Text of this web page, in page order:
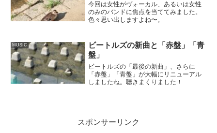
今回は女性がヴォーカル、あるいは女性
のみのバンドに焦点を当ててみました。
色々思い出しますよね〜。
MUSIC
ビートルズの新曲と「赤盤」「青
盤」
ビートルズの「最後の新曲」、さらに
「赤盤」「青盤」が大幅にリニューアル
しましたね。聴きまくりました！
スポンサーリンク